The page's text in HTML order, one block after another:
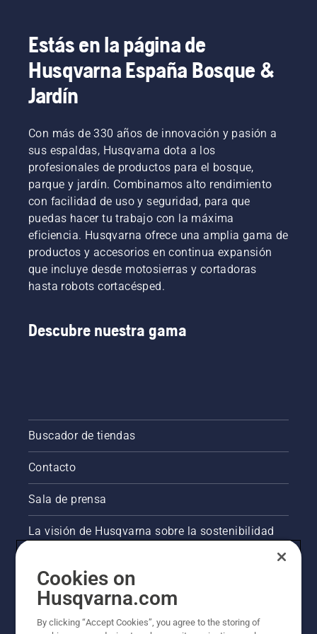
Estás en la página de
Husqvarna España Bosque &
Jardín
Con más de 330 años de innovación y pasión a
sus espaldas, Husqvarna dota a los
profesionales de productos para el bosque,
parque y jardín. Combinamos alto rendimiento
con facilidad de uso y seguridad, para que
puedas hacer tu trabajo con la máxima
eficiencia. Husqvarna ofrece una amplia gama de
productos y accesorios en continua expansión
que incluye desde motosierras y cortadoras
hasta robots cortacésped.
Descubre nuestra gama
Buscador de tiendas
Contacto
Sala de prensa
La visión de Husqvarna sobre la sostenibilidad
Otros sitios de Husqvarna
Cookies on
Husqvarna.com
By clicking “Accept Cookies”, you agree to the storing of